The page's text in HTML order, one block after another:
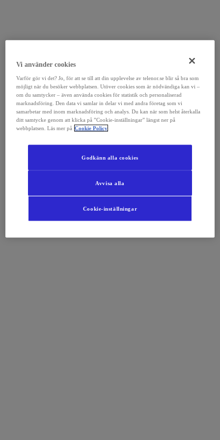
Vi använder cookies
Varför gör vi det? Jo, för att se till att din upplevelse av telenor.se blir så bra som
möjligt när du besöker webbplatsen. Utöver cookies som är nödvändiga kan vi –
om du samtycker – även använda cookies för statistik och personaliserad
marknadsföring. Den data vi samlar in delar vi med andra företag som vi
samarbetar med inom marknadsföring och analys. Du kan när som helst återkalla
ditt samtycke genom att klicka på ”Cookie-inställningar” längst ner på
webbplatsen. Läs mer på Cookie Policy
Cookie-inställningar
Avvisa alla
Godkänn alla cookies